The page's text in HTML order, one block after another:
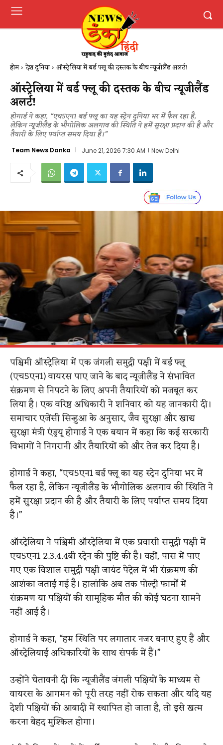
होम देश दुनिया ऑस्ट्रेलिया में बर्ड फ्लू की दस्तक के बीच न्यूजीलैंड अलर्ट!
ऑस्ट्रेलिया में बर्ड फ्लू की दस्तक के बीच न्यूजीलैंड
अलर्ट!
होगार्ड ने कहा, “एच5एन1 बर्ड फ्लू का यह स्ट्रेन दुनिया भर में फैल रहा है,
लेकिन न्यूजीलैंड के भौगोलिक अलगाव की स्थिति ने हमें सुरक्षा प्रदान की है और
तैयारी के लिए पर्याप्त समय दिया है।”
Team News Danka June 21, 2026 7:30 AM New Delhi
पश्चिमी ऑस्ट्रेलिया में एक जंगली समुद्री पक्षी में बर्ड फ्लू
(एच5एन1) वायरस पाए जाने के बाद न्यूजीलैंड ने संभावित
संक्रमण से निपटने के लिए अपनी तैयारियों को मजबूत कर
लिया है। एक वरिष्ठ अधिकारी ने शनिवार को यह जानकारी दी।
समाचार एजेंसी सिन्हुआ के अनुसार, जैव सुरक्षा और खाद्य
सुरक्षा मंत्री एंड्रयू होगार्ड ने एक बयान में कहा कि कई सरकारी
विभागों ने निगरानी और तैयारियों को और तेज कर दिया है।
होगार्ड ने कहा, “एच5एन1 बर्ड फ्लू का यह स्ट्रेन दुनिया भर में
फैल रहा है, लेकिन न्यूजीलैंड के भौगोलिक अलगाव की स्थिति ने
हमें सुरक्षा प्रदान की है और तैयारी के लिए पर्याप्त समय दिया
है।”
ऑस्ट्रेलिया ने पश्चिमी ऑस्ट्रेलिया में एक प्रवासी समुद्री पक्षी में
एच5एन1 2.3.4.4बी स्ट्रेन की पुष्टि की है। वहीं, पास में पाए
गए एक विशाल समुद्री पक्षी जायंट पेट्रेल में भी संक्रमण की
आशंका जताई गई है। हालांकि अब तक पोल्ट्री फार्मों में
संक्रमण या पक्षियों की सामूहिक मौत की कोई घटना सामने
नहीं आई है।
होगार्ड ने कहा, “हम स्थिति पर लगातार नजर बनाए हुए हैं और
ऑस्ट्रेलियाई अधिकारियों के साथ संपर्क में हैं।”
उन्होंने चेतावनी दी कि न्यूजीलैंड जंगली पक्षियों के माध्यम से
वायरस के आगमन को पूरी तरह नहीं रोक सकता और यदि यह
देशी पक्षियों की आबादी में स्थापित हो जाता है, तो इसे खत्म
करना बेहद मुश्किल होगा।